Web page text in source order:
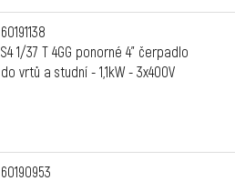
60191138
S4 1/37 T 4GG ponorné 4" čerpadlo
do vrtů a studní - 1,1kW - 3x400V
60190953